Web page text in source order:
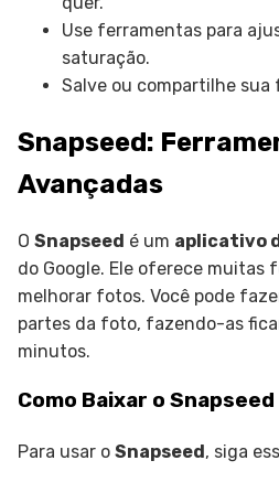
Use ferramentas para
saturação.
Salve ou compartilhe
Snapseed:
Avançadas
O Snapseed é um aplicativo
do Google. Ele oferece muitas
melhorar fotos. Você pode
partes da foto, fazendo-as
minutos.
Como Baixar o Snapseed
Para usar o Snapseed, siga